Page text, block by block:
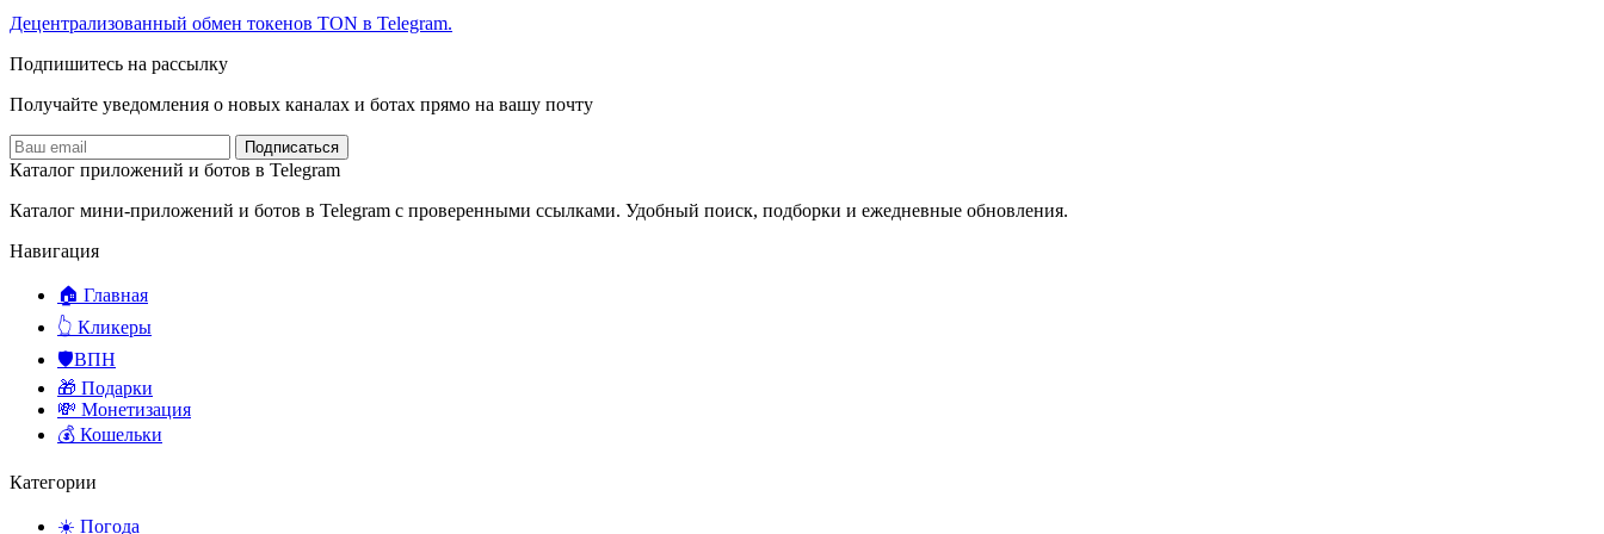
Децентрализованный обмен токенов TON в Telegram.
Подпишитесь на рассылку
Получайте уведомления о новых каналах и ботаx прямо на вашу почту
Подписаться
Каталог приложений и ботов в Telegram
Каталог мини-приложений и ботов в Telegram с проверенными ссылками. Удобный поиск, подборки и ежедневные обновления.
Навигация
🏠 Главная
👆 Кликеры
🛡️ВПН
🎁 Подарки
💸 Монетизация
💰 Кошельки
Категории
☀️ Погода